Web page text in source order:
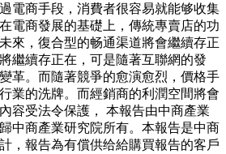
電商手段，消費者很容易就能够收集
電商發展的基礎上，傳統專賣店的功
來，復合型的畅通渠道將會繼續存正
繼續存正在，可是隨著互聯網的發
革。而隨著競爭的愈演愈烈，價格手
業的洗牌。而經銷商的利潤空間將會
容受法令保護， 本報告由中商產業
中商產業研究院所有。本報告是中商
，報告為有償供给給購買報告的客戶